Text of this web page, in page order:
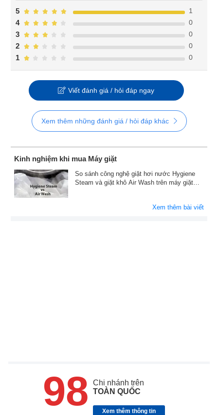
1 0
2 0
3 0
4 0
5 1
Viết đánh giá / hỏi đáp ngay
Xem thêm những đánh giá / hỏi đáp khác
Kinh nghiệm khi mua Máy giặt
So sánh công nghệ giặt hơi nước Hygiene
Steam và giặt khô Air Wash trên máy giặt
Xem thêm bài viết
98
Chi nhánh trên
TOÀN QUỐC
Xem thêm thông tin